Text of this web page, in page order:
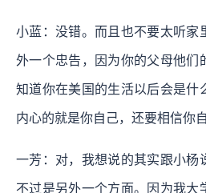
小蓝：没错。而且也不要太听家
外一个忠告，因为你的父母他们
知道你在美国的生活以后会是什
内心的就是你自己，还要相信你
一芳：对，我想说的其实跟小杨
不过是另外一个方面。因为我大